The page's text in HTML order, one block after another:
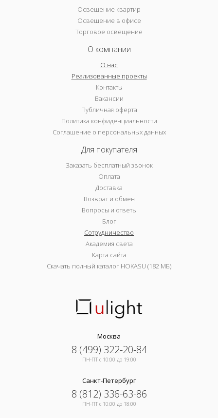
Освещение квартир
Освещение в офисе
Торговое освещение
О компании
О нас
Реализованные проекты
Контакты
Вакансии
Публичная оферта
Политика конфиденциальности
Соглашение о персональных данных
Для покупателя
Заказать бесплатный звонок
Оплата
Доставка
Возврат и обмен
Вопросы и ответы
Блог
Сотрудничество
Академия света
Карта сайта
Скачать полный каталог HOKASU (182 МБ)
Москва
8 (499) 322-20-84
ПН-ПТ c 10:00 до 19:00
Санкт-Петербург
8 (812) 336-63-86
ПН-ПТ c 10:00 до 18:00